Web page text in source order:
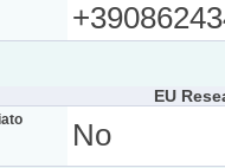
EU
No